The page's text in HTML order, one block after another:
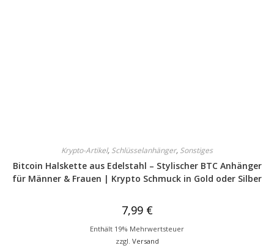
Krypto-Artikel, Schlüsselanhänger, Sonstiges
Bitcoin Halskette aus Edelstahl – Stylischer BTC Anhänger
für Männer & Frauen | Krypto Schmuck in Gold oder Silber
7,99 €
Enthält 19% Mehrwertsteuer
zzgl. Versand